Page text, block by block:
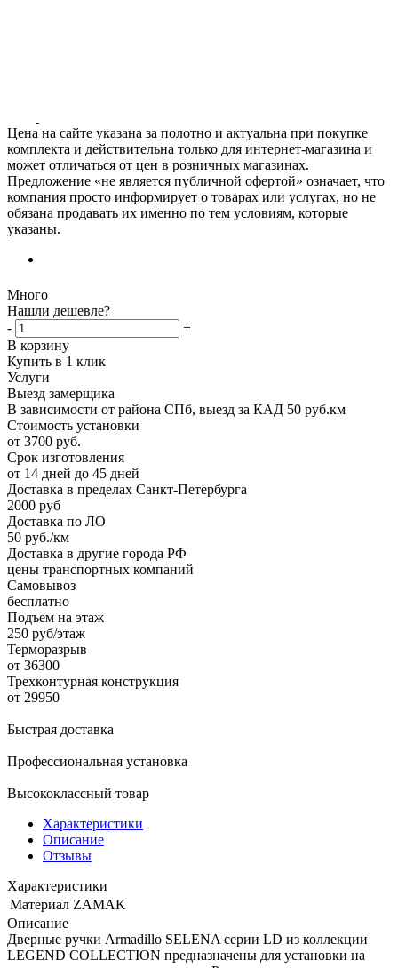
Цена на сайте указана за полотно и актуальна при покупке
комплекта и действительна только для интернет-магазина и
может отличаться от цен в розничных магазинах.
Предложение «не является публичной офертой» означает, что
компания просто информирует о товарах или услугах, но не
обязана продавать их именно по тем условиям, которые
указаны.
Много
Нашли дешевле?
-
+
В корзину
Купить в 1 клик
Услуги
Выезд замерщика
В зависимости от района СПб, выезд за КАД 50 руб.км
Стоимость установки
от 3700 руб.
Срок изготовления
от 14 дней до 45 дней
Доставка в пределах Санкт-Петербурга
2000 руб
Доставка по ЛО
50 руб./км
Доставка в другие города РФ
цены транспортных компаний
Самовывоз
бесплатно
Подъем на этаж
250 руб/этаж
Терморазрыв
от 36300
Трехконтурная конструкция
от 29950
Быстрая доставка
Профессиональная установка
Высококлассный товар
Характеристики
Описание
Отзывы
Характеристики
Материал ZAMAK
Описание
Дверные ручки Armadillo SELENA серии LD из коллекции
LEGEND COLLECTION предназначены для установки на